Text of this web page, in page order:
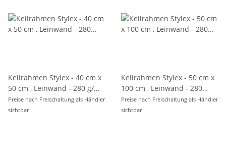
Keilrahmen Stylex - 40 cm x
50 cm , Leinwand - 280 g/m²
, eingeschweißt
Preise nach Freischaltung als Händler
sichtbar
Keilrahmen Stylex - 50 cm x
100 cm , Leinwand - 280
g/m² , eingeschweißt
Preise nach Freischaltung als Händler
sichtbar